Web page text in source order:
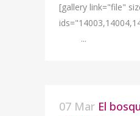
[gallery link="file"
...
07 Mar El